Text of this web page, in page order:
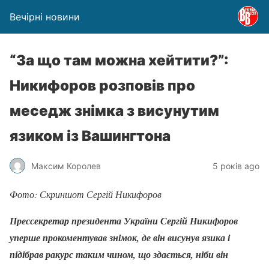
Вечірні новини
“За що там можна хейтити?”:
Никифоров розповів про
меседж знімка з висунутим
язиком із Вашингтона
Максим Королев 5 років ago
Фото: Скриншот Сергій Никифоров
Прессекретар президента України Сергій Никифоров
уперше прокоментував знімок, де він висунув язика і
підібрав ракурс таким чином, що здається, ніби він